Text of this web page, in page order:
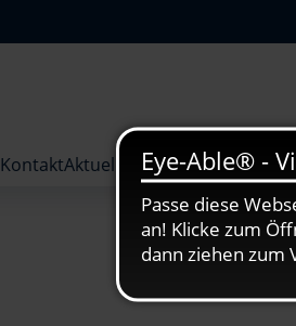
KontaktAktuelles